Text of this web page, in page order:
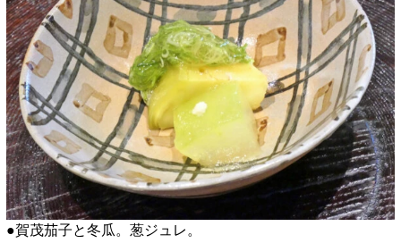
●賀茂茄子と冬瓜。葱ジュレ。